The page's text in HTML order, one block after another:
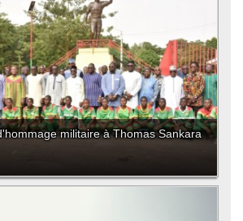
militaire à Thomas Sankara